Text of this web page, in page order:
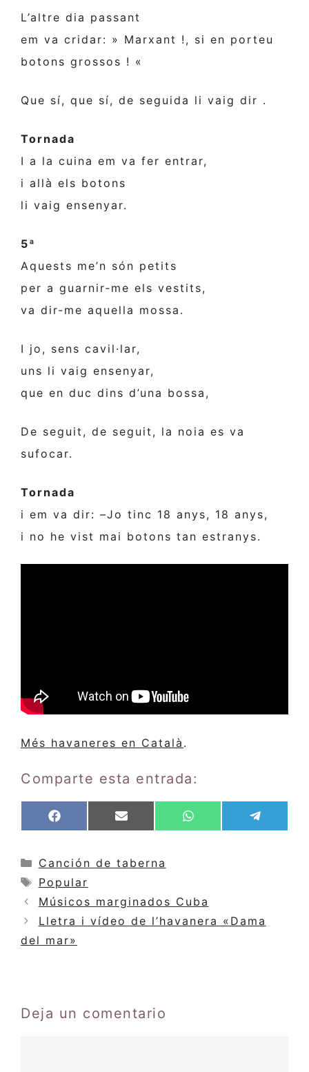
L’altre dia passant
em va cridar: » Marxant !, si en porteu
botons grossos ! «
Que sí, que sí, de seguida li vaig dir .
Tornada
I a la cuina em va fer entrar,
i allà els botons
li vaig ensenyar.
5ª
Aquests me’n són petits
per a guarnir-me els vestits,
va dir-me aquella mossa.
I jo, sens cavil·lar,
uns li vaig ensenyar,
que en duc dins d’una bossa,
De seguit, de seguit, la noia es va
sufocar.
Tornada
i em va dir: –Jo tinc 18 anys, 18 anys,
i no he vist mai botons tan estranys.
Més havaneres en Català .
Comparte esta entrada:
Compartir
en
F
a
e
b
o
o
k
Compartir
en
E
m
i
l
Compartir
en
W
h
p
p
en
e
Categorías
Canción de taberna
Etiquetas
Popular
Músicos marginados Cuba
Lletra i vídeo de l’havanera «Dama
del mar»
Deja un comentario